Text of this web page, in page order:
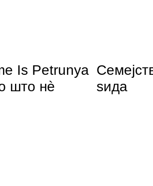
Is Petrunya
што нè
ѕида